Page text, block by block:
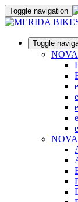
Toggle navigation
Toggle